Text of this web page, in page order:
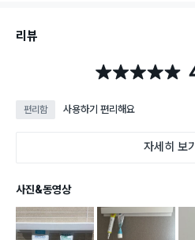
리뷰
별점 4.9점
편리함 사용하기 편리해요
자세히 보기
사진&동영상